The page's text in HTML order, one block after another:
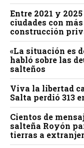
Entre 2021 y
ciudades con
construcción
«La situación es
habló sobre las
salteños
Viva la libertad
Salta perdió 313
Cientos de
salteña Royón
tierras a